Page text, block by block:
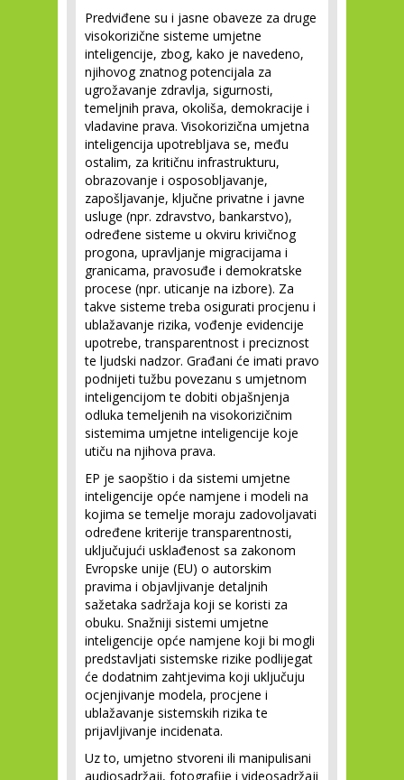
Predviđene su i jasne obaveze za druge
visokorizične sisteme umjetne
inteligencije, zbog, kako je navedeno,
njihovog znatnog potencijala za
ugrožavanje zdravlja, sigurnosti,
temeljnih prava, okoliša, demokracije i
vladavine prava. Visokorizična umjetna
inteligencija upotrebljava se, među
ostalim, za kritičnu infrastrukturu,
obrazovanje i osposobljavanje,
zapošljavanje, ključne privatne i javne
usluge (npr. zdravstvo, bankarstvo),
određene sisteme u okviru krivičnog
progona, upravljanje migracijama i
granicama, pravosuđe i demokratske
procese (npr. uticanje na izbore). Za
takve sisteme treba osigurati procjenu i
ublažavanje rizika, vođenje evidencije
upotrebe, transparentnost i preciznost
te ljudski nadzor. Građani će imati pravo
podnijeti tužbu povezanu s umjetnom
inteligencijom te dobiti objašnjenja
odluka temeljenih na visokorizičnim
sistemima umjetne inteligencije koje
utiču na njihova prava.
EP je saopštio i da sistemi umjetne
inteligencije opće namjene i modeli na
kojima se temelje moraju zadovoljavati
određene kriterije transparentnosti,
uključujući usklađenost sa zakonom
Evropske unije (EU) o autorskim
pravima i objavljivanje detaljnih
sažetaka sadržaja koji se koristi za
obuku. Snažniji sistemi umjetne
inteligencije opće namjene koji bi mogli
predstavljati sistemske rizike podlijegat
će dodatnim zahtjevima koji uključuju
ocjenjivanje modela, procjene i
ublažavanje sistemskih rizika te
prijavljivanje incidenata.
Uz to, umjetno stvoreni ili manipulisani
audiosadržaji, fotografije i videosadržaji